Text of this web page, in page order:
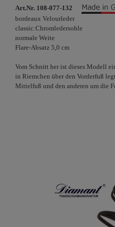
Art.Nr. 108-077-132
bordeaux Velourleder
classic:Chromledersohle
normale Weite
Flare-Absatz 5,0 cm
Vom Schnitt her ist dieses Modell
in Riemchen über den Vorderfuß
Mittelfuß und den anderen um die